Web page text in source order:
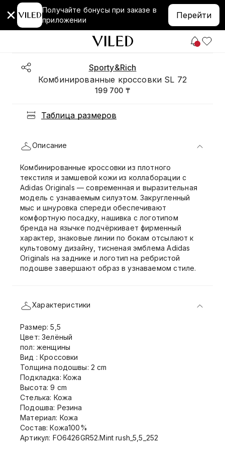
Получайте бонусы при заказе в
приложении
Перейти
Sporty&Rich
Комбинированные кроссовки SL 72
199 700 ₸
Таблица размеров
Описание
Комбинированные кроссовки из плотного
текстиля и замшевой кожи из коллаборации с
Adidas Originals — современная и выразительная
модель с узнаваемым силуэтом. Закругленный
мыс и шнуровка спереди обеспечивают
комфортную посадку, нашивка с логотипом
бренда на язычке подчёркивает фирменный
характер, знаковые линии по бокам отсылают к
культовому дизайну, тисненая эмблема Adidas
Originals на заднике и логотип на ребристой
подошве завершают образ в узнаваемом стиле.
Характеристики
Размер: 5,5
Цвет: Зелёный
пол: женщины
Вид : Кроссовки
Толщина подошвы: 2 cm
Подкладка: Кожа
Высота: 9 cm
Стелька: Кожа
Подошва: Резина
Материал: Кожа
Состав: Кожа100%
Артикул: FO6426GR52.Mint rush_5,5_252